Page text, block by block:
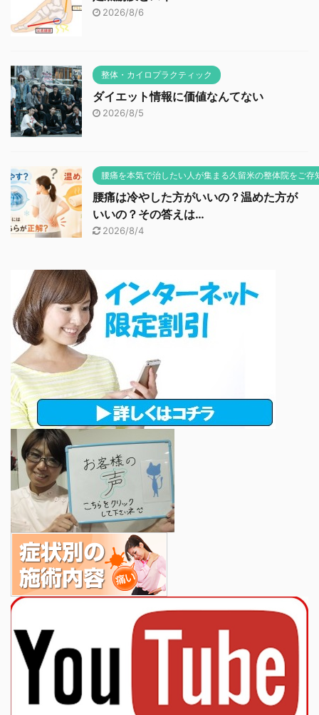
2026/8/6
整体・カイロプラクティック
ダイエット情報に価値なんてない
2026/8/5
腰痛を本気で治したい人が集まる久留米の整体院をご存
腰痛は冷やした方がいいの？温めた方が
いいの？その答えは…
2026/8/4